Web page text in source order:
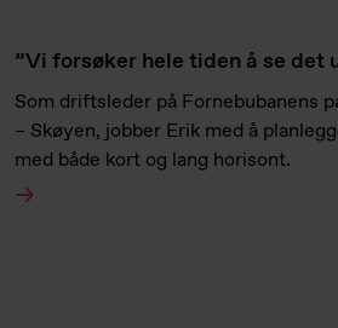
”Vi forsøker hele tiden å se det
Som driftsleder på Fornebubanens
– Skøyen, jobber Erik med å
med både kort og lang horisont.